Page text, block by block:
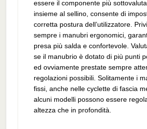
essere il componente più
insieme al sellino, consente di
corretta postura dell’utilizzatore.
sempre i manubri ergonomici,
presa più salda e confortevole.
se il manubrio è dotato di più punti
ed ovviamente prestate sempre
regolazioni possibili. Solitamente i
fissi, anche nelle cyclette di fascia
alcuni modelli possono essere
altezza che in profondità.